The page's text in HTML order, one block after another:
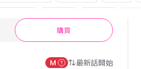
購買
最新話開始